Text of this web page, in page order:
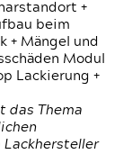
+
beim
+ Mängel und
Modul
Lackierung +
das Thema
Lackhersteller